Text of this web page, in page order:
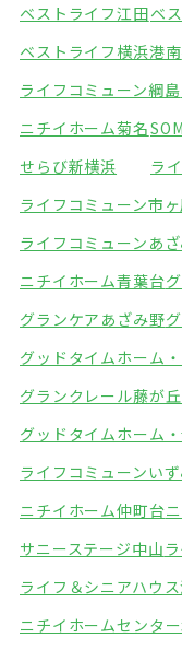
ベストライフ江田ベ
ベストライフ横浜港南
ライフコミューン綱島
ニチイホーム菊名
せらび新横浜
ラ
ライフコミューン市ヶ
ライフコミューンあ
ニチイホーム青葉台
グランケアあざみ野
グッドタイムホーム
グランクレール藤が
グッドタイムホーム
ライフコミューンい
ニチイホーム仲町台
サニーステージ中山
ライフ＆シニアハウ
ニチイホームセンタ